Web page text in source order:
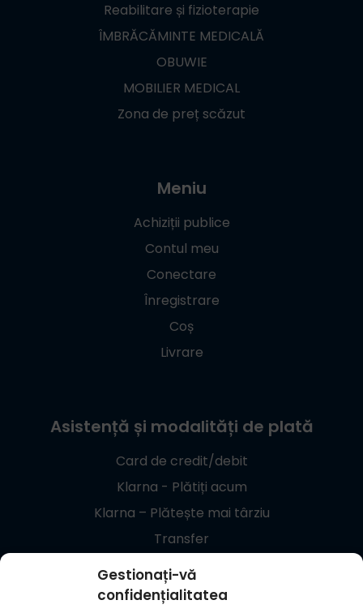
Gestionați-vă
confidențialitatea
Reabilitare și fizioterapie
ÎMBRĂCĂMINTE MEDICALĂ
OBUWIE
MOBILIER MEDICAL
Zona de preț scăzut
Meniu
Achiziții publice
Contul meu
Conectare
Înregistrare
Coș
Livrare
Asistență și modalități de plată
Card de credit/debit
Klarna - Plătiți acum
Klarna – Plătește mai târziu
Transfer
Giropay